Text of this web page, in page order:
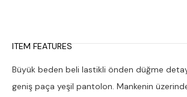
ITEM FEATURES
Büyük beden beli lastikli önden düğme
geniş paça yeşil pantolon. Mankenin